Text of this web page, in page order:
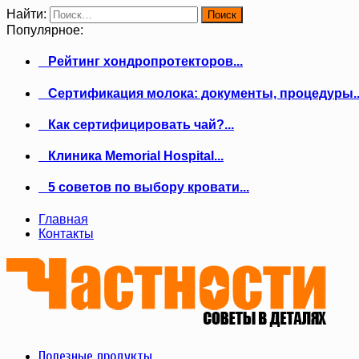
Найти:
Популярное:
Рейтинг хондропротекторов...
Сертификация молока: документы,
Как сертифицировать чай?...
Клиника Memorial Hospital...
5 советов по выбору кровати...
Главная
Контакты